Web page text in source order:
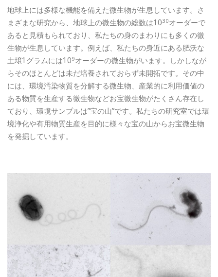
地球上には多様な機能を備えた微生物が生息しています。さ
まざまな研究から、地球上の微生物の総数は1030オーダーで
あると見積もられており、私たちの身のまわりにも多くの微
生物が生息しています。例えば、私たちの身近にある肥沃な
土壌1グラムには109オーダーの微生物がいます。しかしなが
らそのほとんどは未だ培養されておらず未開拓です。その中
には、環境汚染物質を分解する微生物、産業的に利用価値の
ある物質を生産する微生物などお宝微生物がたくさん存在し
ており、環境サンプルは”宝の山”です。私たちの研究室では環
境浄化や有用物質生産を目的に様々な宝の山からお宝微生物
を発掘しています。